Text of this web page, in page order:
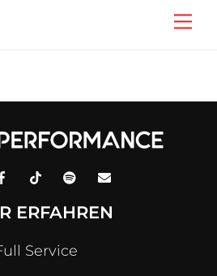
ERFAHREN
Service